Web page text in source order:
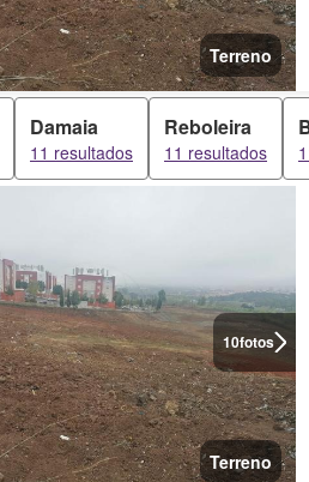
Terreno
Damaia
11 resultados
Reboleira
11 resultados
10fotos
Terreno